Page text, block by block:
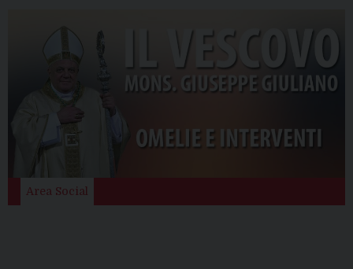
Area Social